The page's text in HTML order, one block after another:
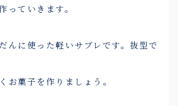
っていきます。
んに使った軽いサブレです。抜型で
お菓子を作りましょう。